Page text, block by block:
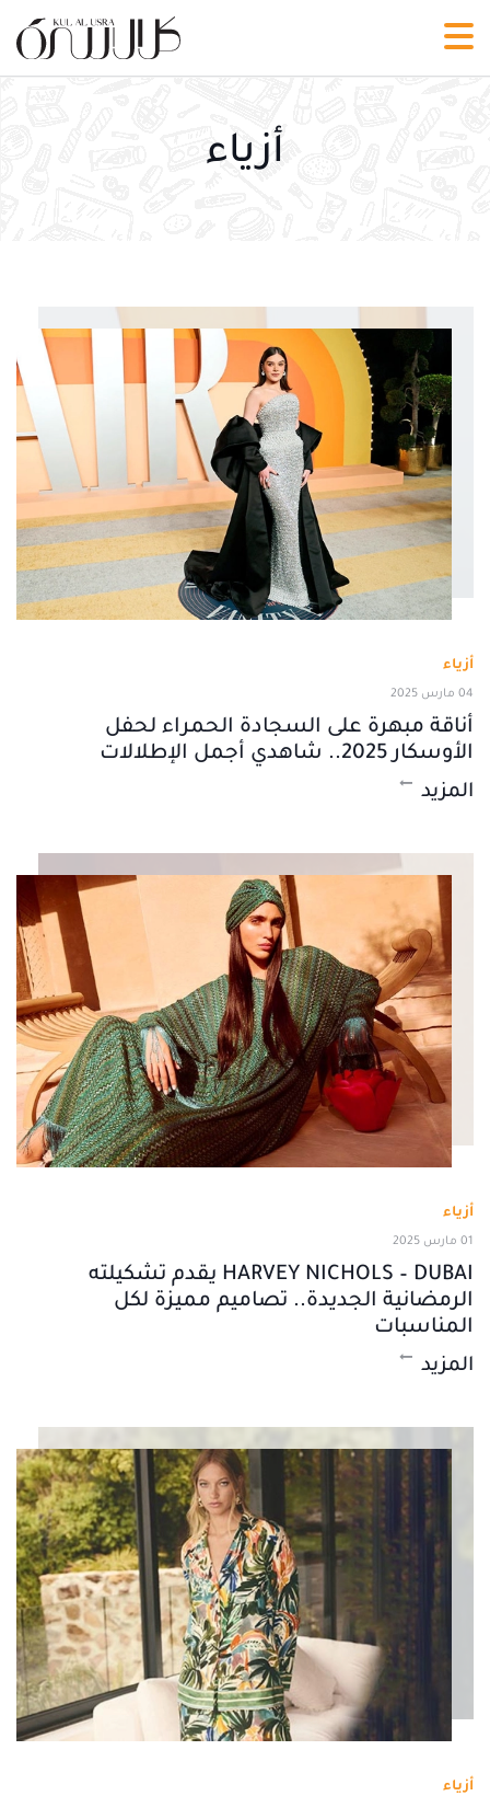
أزياء
أزياء
04 مارس 2025
أناقة مبهرة على السجادة الحمراء لحفل
الأوسكار 2025.. شاهدي أجمل الإطلالات
المزيد
أزياء
01 مارس 2025
HARVEY NICHOLS – DUBAI يقدم تشكيلته
الرمضانية الجديدة.. تصاميم مميزة لكل
المناسبات
المزيد
أزياء